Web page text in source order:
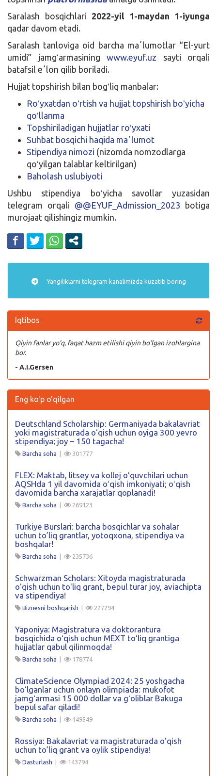
Saralash bosqichlari 2022-yil 1-maydan 1-iyunga
qadar davom etadi.
Saralash tanloviga oid barcha maʼlumotlar “El-yurt
umidi” jamgʻarmasining www.eyuf.uz sayti orqali
batafsil eʼlon qilib boriladi.
Hujjat topshirish bilan bogʻliq manbalar:
Roʻyxatdan oʻrtish va hujjat topshirish boʻyicha
qoʻllanma
Topshiriladigan hujjatlar roʻyxati
Suhbat bosqichi haqida maʼlumot
Stipendiya nimozi (nizomda nomzodlarga
qoʻyilgan talablar keltirilgan)
Baholash uslubiyoti
Ushbu stipendiya boʻyicha savollar yuzasidan
telegram orqali @@EYUF_Admission_2023 botiga
murojaat qilishingiz mumkin.
Yangiliklarni telegram kanalimizda kuzatib boring
Iqtibos
Qiyin fanlar yo’q, faqat hazm etilishi qiyin bo’lgan izohlargina
bor.
- A.I.Gersen
Eng ko'p o'qilgan
Deutschland Scholarship: Germaniyada bakalavriat
yoki magistraturada oʻqish uchun oyiga 300 yevro
stipendiya; joy – 150 tagacha!
Barcha soha | 301777
FLEX: Maktab, litsey va kollej oʻquvchilari uchun
AQSHda 1 yil davomida oʻqish imkoniyati; oʻqish
davomida barcha xarajatlar qoplanadi!
Barcha soha | 269123
Turkiye Burslari: barcha bosqichlar va sohalar
uchun to’liq grantlar, yotoqxona, stipendiya va
boshqalar!
Barcha soha | 235736
Schwarzman Scholars: Xitoyda magistraturada
oʻqish uchun toʻliq grant, bepul turar joy, aviachipta
va stipendiya!
Biznesni boshqarish | 227294
Yaponiya: Magistratura va doktorantura
bosqichida oʻqish uchun MEXT toʻliq grantiga
hujjatlar qabul qilinmoqda!
Barcha soha | 178774
ClimateScience Olympiad 2024: 25 yoshgacha
boʻlganlar uchun onlayn olimpiada: mukofot
jamgʻarmasi 15 000 dollar va gʻoliblar Bakuga
bepul safar qiladi!
Barcha soha | 149549
Rossiya: Bakalavriat va magistraturada o’qish
uchun to’liq grant va oylik stipendiya!
Dasturlash | 143794